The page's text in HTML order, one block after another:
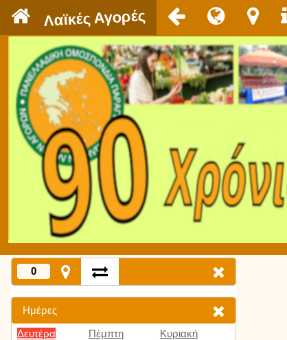
Λαϊκές Αγορές
0
Ημέρες
Δευτέρα
Πέμπτη
Κυριακή